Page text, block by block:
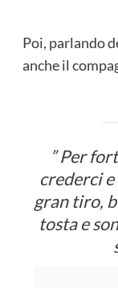
Poi, parlando
anche il
” Per
crederci e
gran tiro,
tosta e